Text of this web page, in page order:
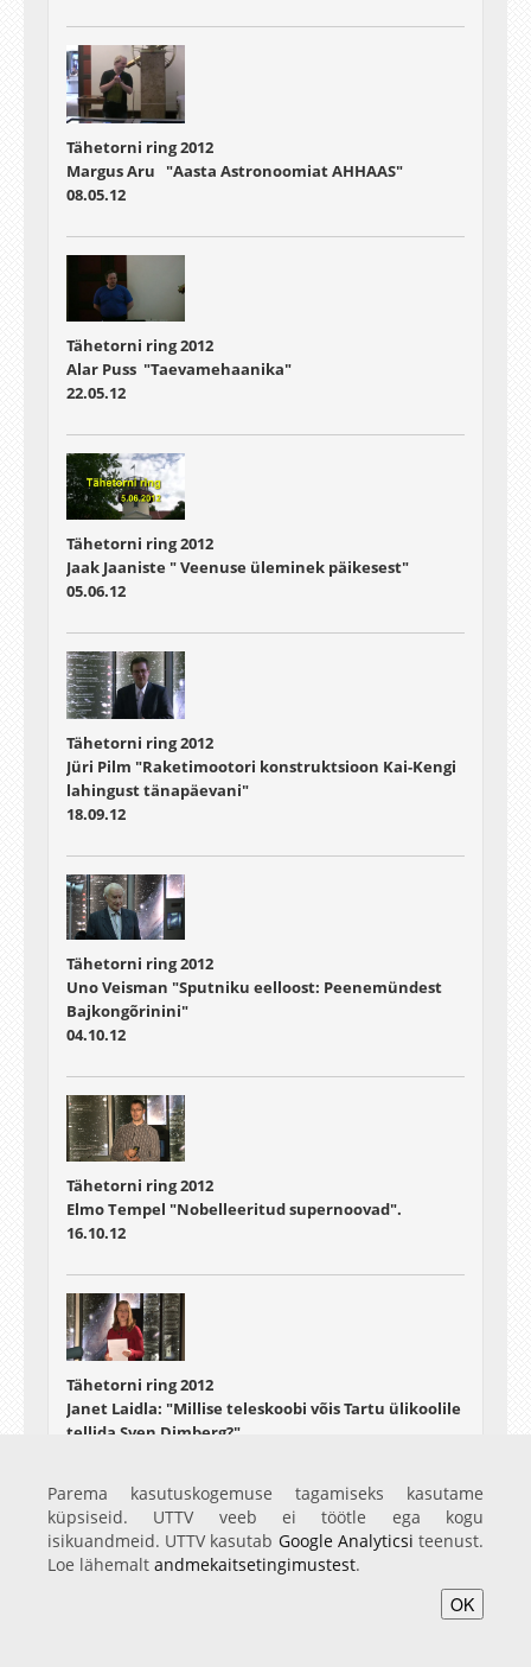
Tähetorni ring 2012
Margus Aru "Aasta Astronoomiat AHHAAS"
08.05.12
Tähetorni ring 2012
Alar Puss "Taevamehaanika"
22.05.12
Tähetorni ring 2012
Jaak Jaaniste " Veenuse üleminek päikesest"
05.06.12
Tähetorni ring 2012
Jüri Pilm "Raketimootori konstruktsioon Kai-Kengi
lahingust tänapäevani"
18.09.12
Tähetorni ring 2012
Uno Veisman "Sputniku eelloost: Peenemündest
Bajkongõrinini"
04.10.12
Tähetorni ring 2012
Elmo Tempel "Nobelleeritud supernoovad".
16.10.12
Tähetorni ring 2012
Janet Laidla: "Millise teleskoobi võis Tartu ülikoolile
tellida Sven Dimberg?"
Parema kasutuskogemuse tagamiseks kasutame
küpsiseid. UTTV veeb ei töötle ega kogu
isikuandmeid. UTTV kasutab Google Analyticsi teenust.
Loe lähemalt andmekaitsetingimustest.
OK